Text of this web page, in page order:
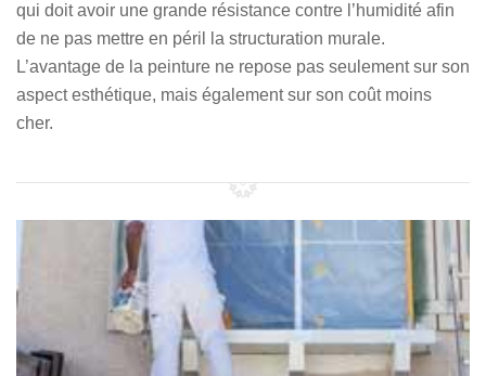
qui doit avoir une grande résistance contre l’humidité afin
de ne pas mettre en péril la structuration murale.
L’avantage de la peinture ne repose pas seulement sur son
aspect esthétique, mais également sur son coût moins
cher.